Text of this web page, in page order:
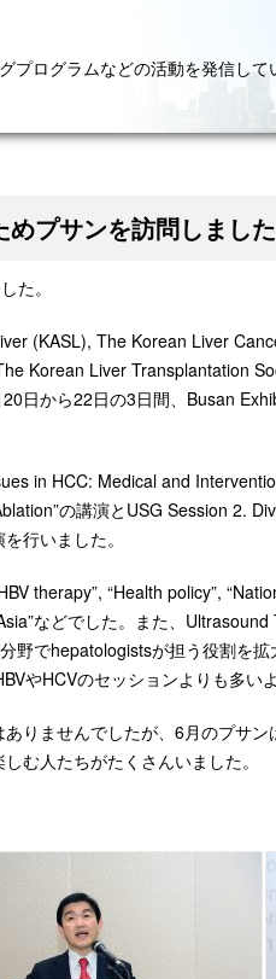
プログラムなどの活動を発信して
めプサンを訪問しま
た。
(KASL), The Korean Liver
Korean Liver Transplantation
日から22日の3日間、Busan
in HCC: Medical and
の講演とUSG Session 2.
行いました。
therapy”, “Health policy”,
などでした。また、
でhepatologistsが担う役割を
やHCVのセッションよりも多いよ
りませんでしたが、6月のプサ
む人たちがたくさんいました。